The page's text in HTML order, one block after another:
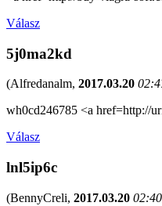
Válasz
5j0ma2kd
(Alfredanalm, 2017.03.20
wh0cd246785 <a href=http://
Válasz
lnl5ip6c
(BennyCreli, 2017.03.20 02:40